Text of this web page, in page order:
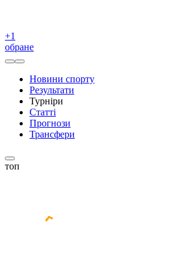
+1
обране
Новини спорту
Результати
Турніри
Статті
Прогнози
Трансфери
топ